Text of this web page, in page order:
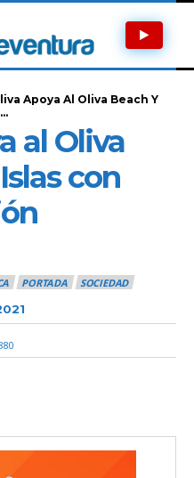
Apoya Al Oliva Beach Y
al Oliva
con
PORTADA SOCIEDAD